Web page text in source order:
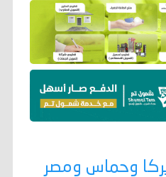
وحماس ومصر